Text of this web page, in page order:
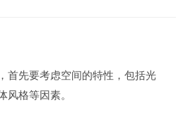
首先要考虑空间的特性，包括光
格等因素。